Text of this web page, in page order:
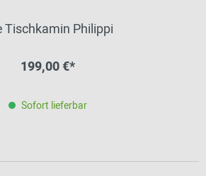
Tischkamin Philippi
199,00 €*
Sofort lieferbar